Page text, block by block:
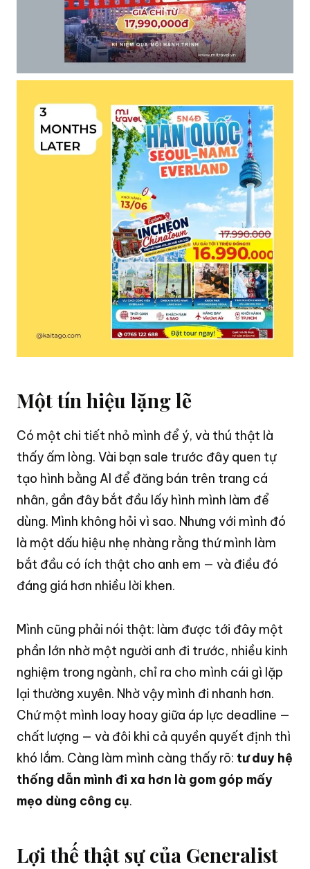
Một tín hiệu lặng lẽ
Có một chi tiết nhỏ mình để ý, và thú thật là
thấy ấm lòng. Vài bạn sale trước đây quen tự
tạo hình bằng AI để đăng bán trên trang cá
nhân, gần đây bắt đầu lấy hình mình làm để
dùng. Mình không hỏi vì sao. Nhưng với mình đó
là một dấu hiệu nhẹ nhàng rằng thứ mình làm
bắt đầu có ích thật cho anh em — và điều đó
đáng giá hơn nhiều lời khen.
Mình cũng phải nói thật: làm được tới đây một
phần lớn nhờ một người anh đi trước, nhiều kinh
nghiệm trong ngành, chỉ ra cho mình cái gì lặp
lại thường xuyên. Nhờ vậy mình đi nhanh hơn.
Chứ một mình loay hoay giữa áp lực deadline —
chất lượng — và đôi khi cả quyền quyết định thì
khó lắm. Càng làm mình càng thấy rõ: tư duy hệ
thống dẫn mình đi xa hơn là gom góp mấy
mẹo dùng công cụ.
Lợi thế thật sự của Generalist